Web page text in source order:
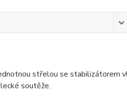
střelou se
soutěže.